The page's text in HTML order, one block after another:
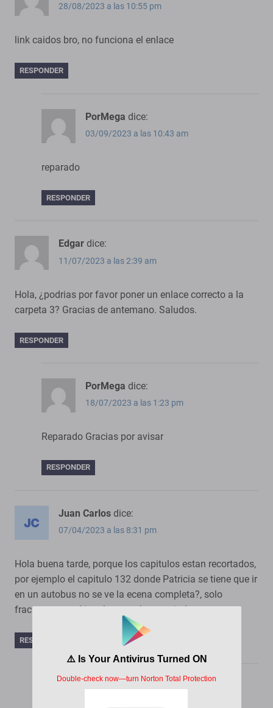
28/08/2023 a las 10:55 pm
link caidos bro, no funciona el enlace
RESPONDER
PorMega dice:
03/09/2023 a las 10:43 am
reparado
RESPONDER
Edgar dice:
11/07/2023 a las 2:39 am
Hola, ¿podrias por favor poner un enlace correcto a la
carpeta 3? Gracias de antemano. Saludos.
RESPONDER
PorMega dice:
18/07/2023 a las 1:23 pm
Reparado Gracias por avisar
RESPONDER
Juan Carlos dice:
07/04/2023 a las 8:31 pm
Hola buena tarde, porque los capitulos estan recortados,
por ejemplo el capitulo 132 donde Patricia se tiene que ir
en un autobus no se ve la ecena completa?, solo
fracmentos y al igual en muchos capitulos
RESPONDER